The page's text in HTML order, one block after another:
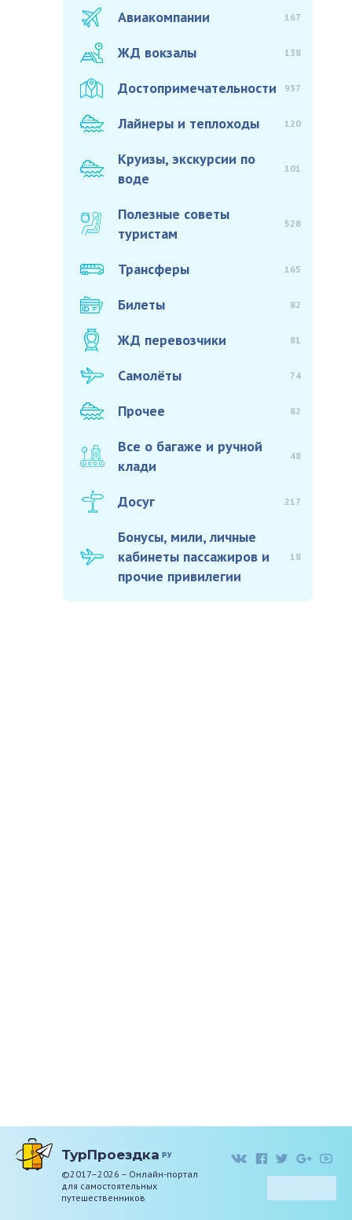
Авиакомпании 167
ЖД вокзалы 138
Достопримечательности 937
Лайнеры и теплоходы 120
Круизы, экскурсии по
воде
101
Полезные советы
туристам
528
Трансферы 165
Билеты 82
ЖД перевозчики 81
Самолёты 74
Прочее 82
Все о багаже и ручной
клади
48
Досуг 217
Бонусы, мили, личные
кабинеты пассажиров и
прочие привилегии
18
ТурПроездка ру
©2017–2026 – Онлайн-портал
для самостоятельных
путешественников